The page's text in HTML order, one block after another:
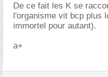
De ce fait les K se
l'organisme vit bcp plus
immortel pour autant).
a+